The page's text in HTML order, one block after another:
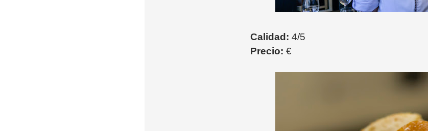
Calidad: 4/5
Precio: €